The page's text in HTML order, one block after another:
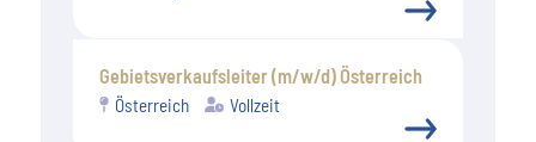
Gebietsverkaufsleiter (m/w/d) Österreich
Österreich Vollzeit